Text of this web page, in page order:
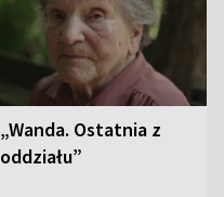
„Wanda. Ostatnia z
oddziału”